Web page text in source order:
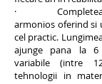
· Completeaza
armonios oferind si
cel practic.
ajunge pana la
variabile (intre
tehnologii in